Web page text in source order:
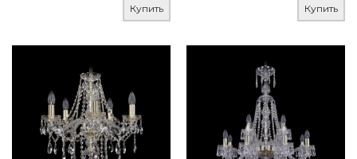
Купить
Купить